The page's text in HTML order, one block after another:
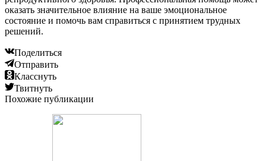
Читайте также:
Планирование беременности: с чего начать? Какие
анализы необходимо пройти?
Читайте также:
Рекомендации по введению болгарского перца в
рацион мамы при грудном вскармливании и в